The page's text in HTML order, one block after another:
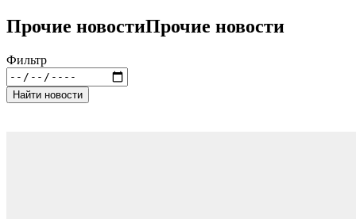
Прочие новостиПрочие новости
Фильтр
Найти новости